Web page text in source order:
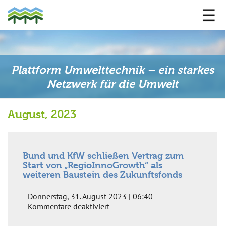
Plattform Umwelttechnik – ein starkes
Netzwerk für die Umwelt
August, 2023
Bund und KfW schließen Vertrag zum
Start von „RegioInnoGrowth“ als
weiteren Baustein des Zukunftsfonds
Donnerstag, 31. August 2023 | 06:40
Kommentare deaktiviertfür